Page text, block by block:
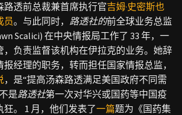
路透前总裁兼首席执行官吉姆·史密斯也
员。与此同时， 路透社的前全球业务总监
Scalici) 在中央情报局工作了 33 年，一
，负责监督该机构在伊拉克的业务。她辞
经理的职务，转而担任国家情报总监，
，是“提高汤森路透满足美国政府不同需
是路透社第一次对华兴或国药等中国疫
。 1 月，他们发表了一篇题为《国药集